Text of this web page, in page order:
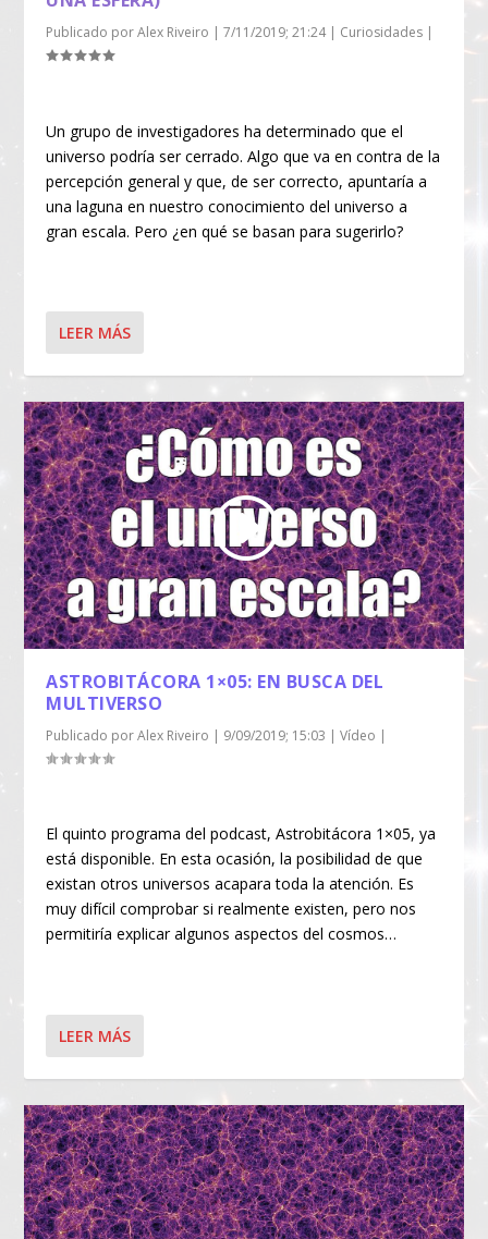
Publicado porAlex Riveiro |7/11/2019; 21:24| Curiosidades |
Un grupo de investigadores ha determinado que el
universo podría ser cerrado. Algo que va en contra de la
percepción general y que, de ser correcto, apuntaría a
una laguna en nuestro conocimiento del universo a
gran escala. Pero ¿en qué se basan para sugerirlo?
LEER MÁS
ASTROBITÁCORA 1×05: EN BUSCA DEL
MULTIVERSO
Publicado porAlex Riveiro | 9/09/2019; 15:03 |Vídeo |
El quinto programa del podcast, Astrobitácora 1×05, ya
está disponible. En esta ocasión, la posibilidad de que
existan otros universos acapara toda la atención. Es
muy difícil comprobar si realmente existen, pero nos
permitiría explicar algunos aspectos del cosmos…
LEER MÁS